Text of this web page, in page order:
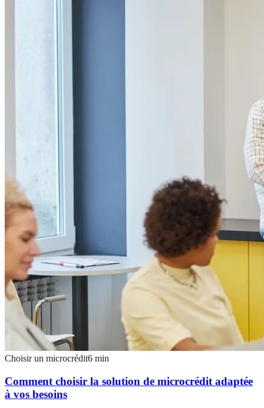
Choisir un microcrédit6 min
Comment choisir la solution de microcrédit adaptée
à vos besoins